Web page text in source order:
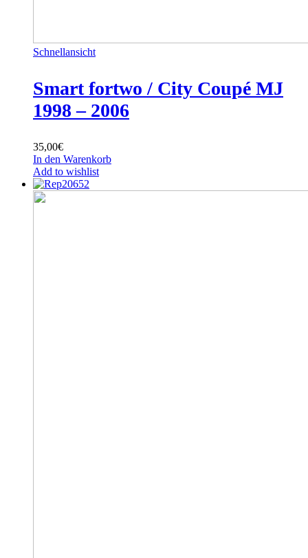
Schnellansicht
Smart fortwo / City Coupé MJ
1998 – 2006
35,00€
In den Warenkorb
Add to wishlist